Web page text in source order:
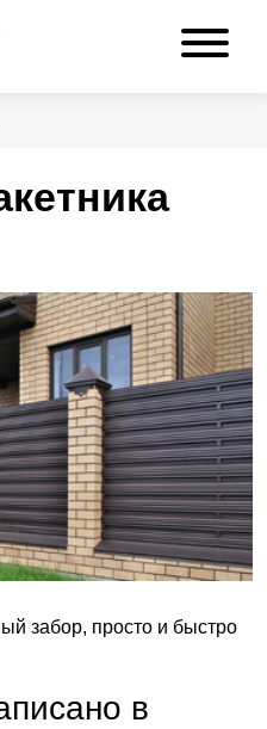
забор, просто и быстро
в